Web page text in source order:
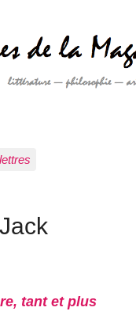
tant et plus